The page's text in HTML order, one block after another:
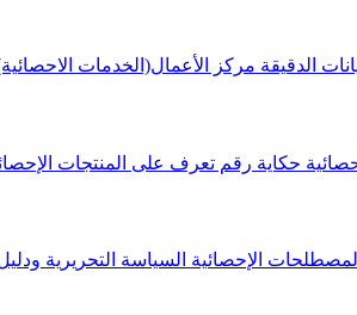
الدقيقة مركز الأعمال(الخدمات
حكاية رقم تعرف على المنتجات
الإحصائية السياسة التحريرية